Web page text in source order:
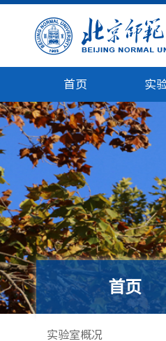
首页 实
首页
实验室概况